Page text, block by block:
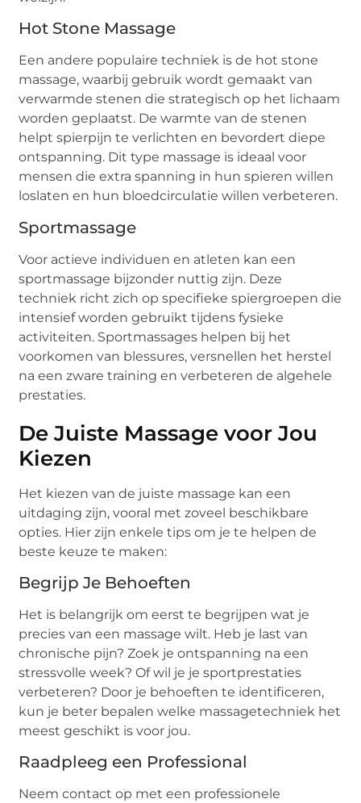
Hot Stone Massage
Een andere populaire techniek is de hot stone
massage, waarbij gebruik wordt gemaakt van
verwarmde stenen die strategisch op het lichaam
worden geplaatst. De warmte van de stenen
helpt spierpijn te verlichten en bevordert diepe
ontspanning. Dit type massage is ideaal voor
mensen die extra spanning in hun spieren willen
loslaten en hun bloedcirculatie willen verbeteren.
Sportmassage
Voor actieve individuen en atleten kan een
sportmassage bijzonder nuttig zijn. Deze
techniek richt zich op specifieke spiergroepen die
intensief worden gebruikt tijdens fysieke
activiteiten. Sportmassages helpen bij het
voorkomen van blessures, versnellen het herstel
na een zware training en verbeteren de algehele
prestaties.
De Juiste Massage voor Jou
Kiezen
Het kiezen van de juiste massage kan een
uitdaging zijn, vooral met zoveel beschikbare
opties. Hier zijn enkele tips om je te helpen de
beste keuze te maken:
Begrijp Je Behoeften
Het is belangrijk om eerst te begrijpen wat je
precies van een massage wilt. Heb je last van
chronische pijn? Zoek je ontspanning na een
stressvolle week? Of wil je je sportprestaties
verbeteren? Door je behoeften te identificeren,
kun je beter bepalen welke massagetechniek het
meest geschikt is voor jou.
Raadpleeg een Professional
Neem contact op met een professionele